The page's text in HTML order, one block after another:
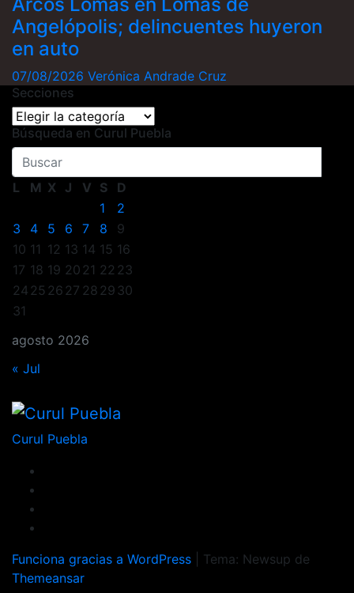
Angelópolis; delincuentes huyeron
en auto
07/08/2026 Verónica Andrade Cruz
Secciones
Secciones
Búsqueda en Curul Puebla
agosto 2026
L M X J V S
D
1
2
3
4 5 6 7 8
9
10 11 12 13 14 15 16
17 18 19 20 21 22 23
24 25 26 27 28 29 30
31
« Jul
Curul Puebla
Funciona gracias a WordPress
Tema: Newsup de
Themeansar